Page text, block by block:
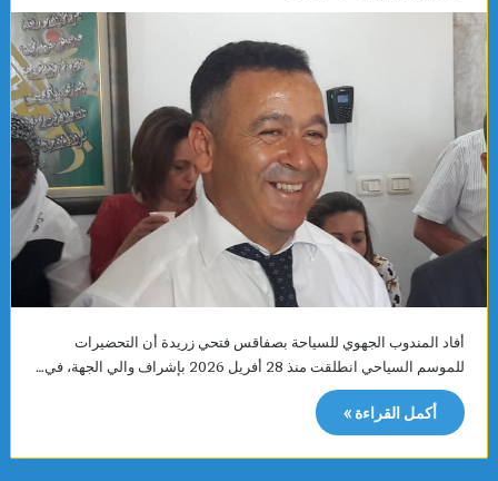
أفاد المندوب الجهوي للسياحة بصفاقس فتحي زريدة أن التحضيرات
للموسم السياحي انطلقت منذ 28 أفريل 2026 بإشراف والي الجهة، في…
أكمل القراءة »